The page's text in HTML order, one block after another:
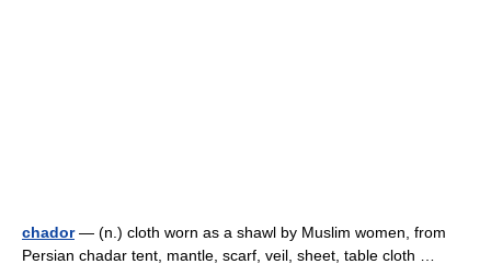
chador— (n.) cloth worn as a shawl by Muslim women, from
Persian chadar tent, mantle, scarf, veil, sheet, table cloth …